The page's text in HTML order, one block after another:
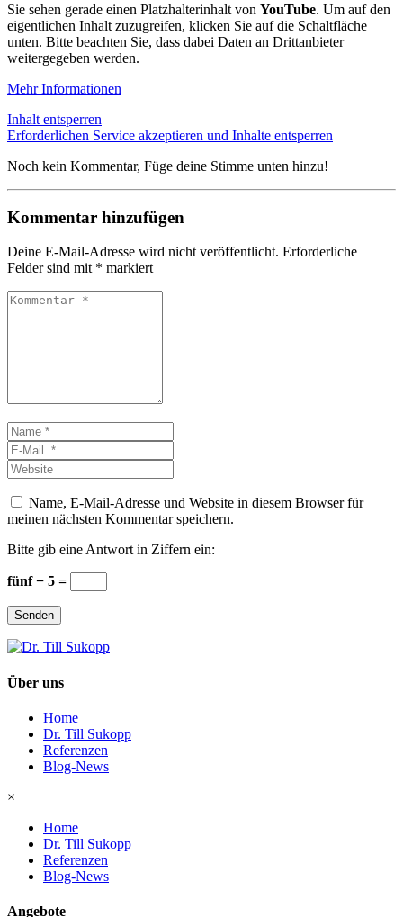
Sie sehen gerade einen Platzhalterinhalt von YouTube. Um auf den
eigentlichen Inhalt zuzugreifen, klicken Sie auf die Schaltfläche
unten. Bitte beachten Sie, dass dabei Daten an Drittanbieter
weitergegeben werden.
Mehr Informationen
Inhalt entsperren
Erforderlichen Service akzeptieren und Inhalte entsperren
Noch kein Kommentar, Füge deine Stimme unten hinzu!
Kommentar hinzufügen
Deine E-Mail-Adresse wird nicht veröffentlicht. Erforderliche
Felder sind mit * markiert
Kommentar
Name
*E-
Mail
*
Website
Name, E-Mail-Adresse und Website in diesem Browser für
meinen nächsten Kommentar speichern.
Bitte gib eine Antwort in Ziffern ein:
fünf − 5 =
Senden
Über uns
Home
Dr. Till Sukopp
Referenzen
Blog-News
×
Home
Dr. Till Sukopp
Referenzen
Blog-News
Angebote